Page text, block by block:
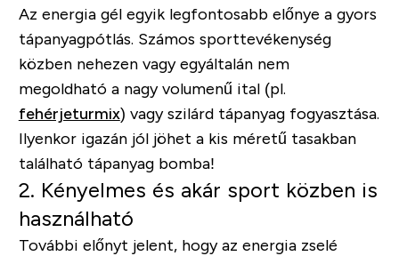
Az energia gél egyik legfontosabb előnye a gyors
tápanyagpótlás. Számos sporttevékenység
közben nehezen vagy egyáltalán nem
megoldható a nagy volumenű ital (pl.
fehérjeturmix) vagy szilárd tápanyag fogyasztása.
Ilyenkor igazán jól jöhet a kis méretű tasakban
található tápanyag bomba!
2. Kényelmes és akár sport közben is
használható
További előnyt jelent, hogy az energia zselé